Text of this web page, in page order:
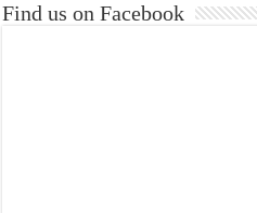
Find us on Facebook